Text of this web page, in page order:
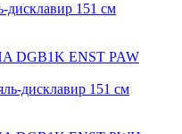
151 см
дисклавир 151 см